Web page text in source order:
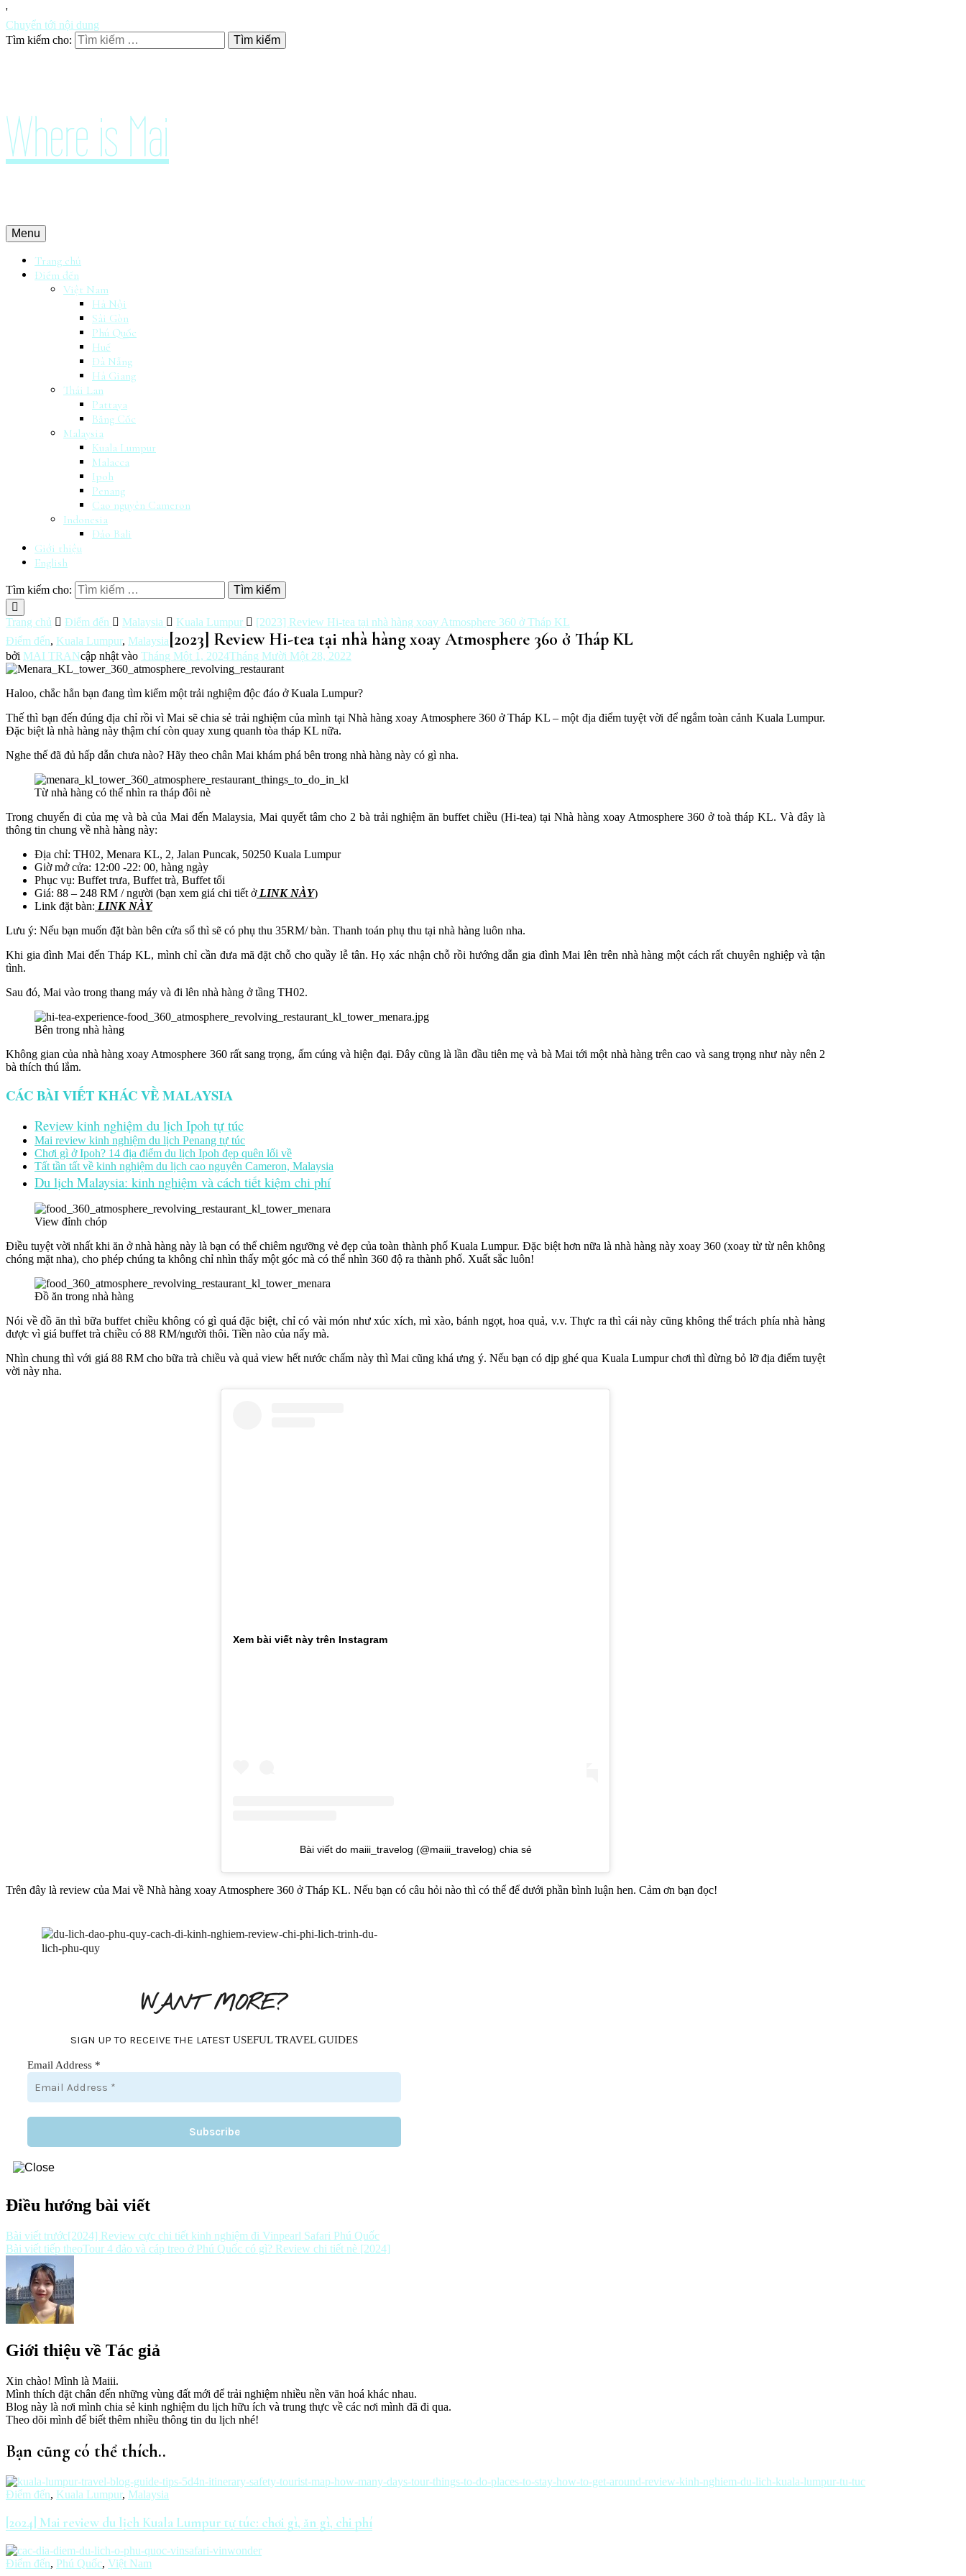
'
Chuyển tới nội dung
Tìm kiếm cho:
Where is Mai
Menu
Trang chủ
Điểm đến
Việt Nam
Hà Nội
Sài Gòn
Phú Quốc
Huế
Đà Nẵng
Hà Giang
Thái Lan
Pattaya
Băng Cốc
Malaysia
Kuala Lumpur
Malacca
Ipoh
Penang
Cao nguyên Cameron
Indonesia
Đảo Bali
Giới thiệu
English
Tìm kiếm cho:
Trang chủ Điểm đến Malaysia Kuala Lumpur
[2023] Review Hi-tea tại nhà hàng xoay Atmosphere 360 ở Tháp KL
Điểm đến, Kuala Lumpur, Malaysia [2023] Review Hi-tea tại nhà hàng xoay Atmosphere 360 ở Tháp KL
bởi MAI TRANcập nhật vào Tháng Một 1, 2024Tháng Mười Một 28, 2022
Haloo, chắc hẳn bạn đang tìm kiếm một trải nghiệm độc đáo ở Kuala Lumpur?
Thế thì bạn đến đúng địa chỉ rồi vì Mai sẽ chia sẻ trải nghiệm của mình tại Nhà hàng xoay Atmosphere 360 ở Tháp KL – một địa điểm tuyệt vời để ngắm toàn cảnh Kuala Lumpur.
Đặc biệt là nhà hàng này thậm chí còn quay xung quanh tòa tháp KL nữa.
Nghe thế đã đủ hấp dẫn chưa nào? Hãy theo chân Mai khám phá bên trong nhà hàng này có gì nha.
Từ nhà hàng có thể nhìn ra tháp đôi nè
Trong chuyến đi của mẹ và bà của Mai đến Malaysia, Mai quyết tâm cho 2 bà trải nghiệm ăn buffet chiều (Hi-tea) tại Nhà hàng xoay Atmosphere 360 ở toà tháp KL. Và đây là
thông tin chung về nhà hàng này:
Địa chỉ: TH02, Menara KL, 2, Jalan Puncak, 50250 Kuala Lumpur
Giờ mở cửa: 12:00 -22: 00, hàng ngày
Phục vụ: Buffet trưa, Buffet trà, Buffet tối
Giá: 88 – 248 RM / người (bạn xem giá chi tiết ở LINK NÀY)
Link đặt bàn: LINK NÀY
Lưu ý: Nếu bạn muốn đặt bàn bên cửa sổ thì sẽ có phụ thu 35RM/ bàn. Thanh toán phụ thu tại nhà hàng luôn nha.
Khi gia đình Mai đến Tháp KL, mình chỉ cần đưa mã đặt chỗ cho quầy lễ tân. Họ xác nhận chỗ rồi hướng dẫn gia đình Mai lên trên nhà hàng một cách rất chuyên nghiệp và tận
tình.
Sau đó, Mai vào trong thang máy và đi lên nhà hàng ở tầng TH02.
Bên trong nhà hàng
Không gian của nhà hàng xoay Atmosphere 360 rất sang trọng, ấm cúng và hiện đại. Đây cũng là lần đầu tiên mẹ và bà Mai tới một nhà hàng trên cao và sang trọng như này nên 2
bà thích thú lắm.
CÁC BÀI VIẾT KHÁC VỀ MALAYSIA
Review kinh nghiệm du lịch Ipoh tự túc
Mai review kinh nghiệm du lịch Penang tự túc
Chơi gì ở Ipoh? 14 địa điểm du lịch Ipoh đẹp quên lối về
Tất tần tất về kinh nghiệm du lịch cao nguyên Cameron, Malaysia
Du lịch Malaysia: kinh nghiệm và cách tiết kiệm chi phí
View đỉnh chóp
Điều tuyệt vời nhất khi ăn ở nhà hàng này là bạn có thể chiêm ngưỡng vẻ đẹp của toàn thành phố Kuala Lumpur. Đặc biệt hơn nữa là nhà hàng này xoay 360 (xoay từ từ nên không
chóng mặt nha), cho phép chúng ta không chỉ nhìn thấy một góc mà có thể nhìn 360 độ ra thành phố. Xuất sắc luôn!
Đồ ăn trong nhà hàng
Nói về đồ ăn thì bữa buffet chiều không có gì quá đặc biệt, chỉ có vài món như xúc xích, mì xào, bánh ngọt, hoa quả, v.v. Thực ra thì cái này cũng không thể trách phía nhà hàng
được vì giá buffet trà chiều có 88 RM/người thôi. Tiền nào của nấy mà.
Nhìn chung thì với giá 88 RM cho bữa trà chiều và quả view hết nước chấm này thì Mai cũng khá ưng ý. Nếu bạn có dịp ghé qua Kuala Lumpur chơi thì đừng bỏ lỡ địa điểm tuyệt
vời này nha.
Xem bài viết này trên Instagram
Bài viết do maiii_travelog (@maiii_travelog) chia sẻ
Trên đây là review của Mai về Nhà hàng xoay Atmosphere 360 ở Tháp KL. Nếu bạn có câu hỏi nào thì có thể để dưới phần bình luận hen. Cảm ơn bạn đọc!
WANT MORE?
SIGN UP TO RECEIVE THE LATEST USEFUL TRAVEL GUIDES
Email Address *
Điều hướng bài viết
Bài viết trước[2024] Review cực chi tiết kinh nghiệm đi Vinpearl Safari Phú Quốc
Bài viết tiếp theoTour 4 đảo và cáp treo ở Phú Quốc có gì? Review chi tiết nè [2024]
Giới thiệu về Tác giả
Xin chào! Mình là Maiii.
Mình thích đặt chân đến những vùng đất mới để trải nghiệm nhiều nền văn hoá khác nhau.
Blog này là nơi mình chia sẻ kinh nghiệm du lịch hữu ích và trung thực về các nơi mình đã đi qua.
Theo dõi mình để biết thêm nhiều thông tin du lịch nhé!
Bạn cũng có thể thích..
Điểm đến, Kuala Lumpur, Malaysia
[2024] Mai review du lịch Kuala Lumpur tự túc: chơi gì, ăn gì, chi phí
Điểm đến, Phú Quốc, Việt Nam